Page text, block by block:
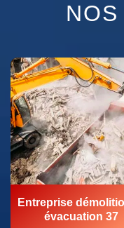
Entreprise
évacuation 37